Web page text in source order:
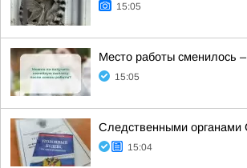
15:05
Место работы сменилось
15:05
Следственными органами
15:04